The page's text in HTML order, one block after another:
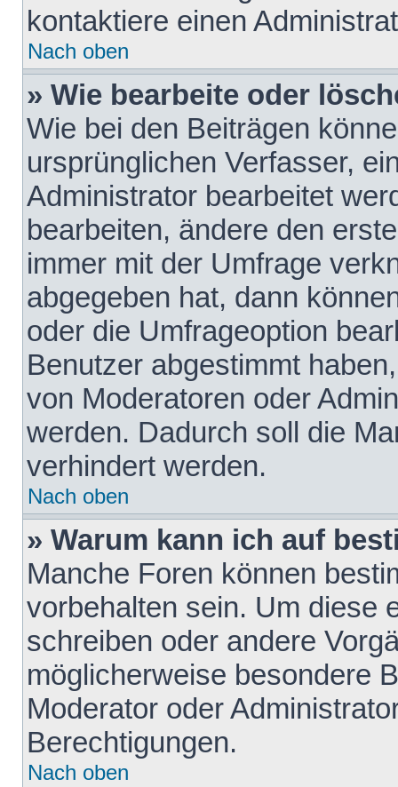
kontaktiere einen
Nach oben
» Wie bearbeite oder
Wie bei den Beiträgen
ursprünglichen Verfasser,
Administrator bearbeitet
bearbeiten, ändere den
immer mit der Umfrage
abgegeben hat, dann
oder die Umfrageoption
Benutzer abgestimmt
von Moderatoren oder
werden. Dadurch soll die
verhindert werden.
Nach oben
» Warum kann ich auf
Manche Foren können
vorbehalten sein. Um diese
schreiben oder andere
möglicherweise besondere
Moderator oder
Berechtigungen.
Nach oben